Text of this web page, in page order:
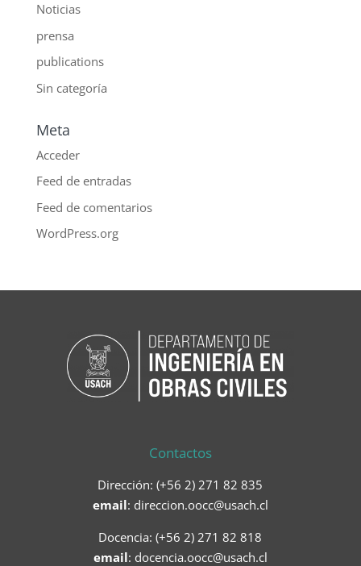
Noticias
prensa
publications
Sin categoría
Meta
Acceder
Feed de entradas
Feed de comentarios
WordPress.org
Contactos
Dirección: (+56 2) 271 82 835
email: direccion.oocc@usach.cl
Docencia: (+56 2) 271 82 818
email: docencia.oocc@usach.cl